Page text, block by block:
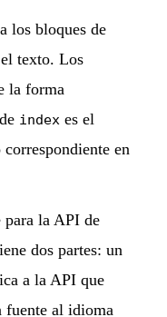
los bloques de
texto. Los
la forma
index es el
en
para la API de
dos partes: un
a la API que
fuente al idioma